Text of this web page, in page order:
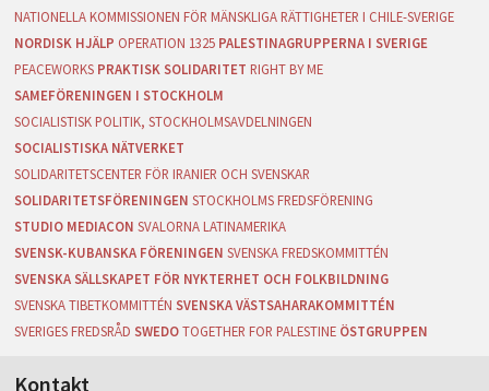
NATIONELLA KOMMISSIONEN FÖR MÄNSKLIGA RÄTTIGHETER I CHILE-SVERIGE
NORDISK HJÄLP OPERATION 1325 PALESTINAGRUPPERNA I SVERIGE
PEACEWORKS PRAKTISK SOLIDARITET RIGHT BY ME
SAMEFÖRENINGEN I STOCKHOLM
SOCIALISTISK POLITIK, STOCKHOLMSAVDELNINGEN
SOCIALISTISKA NÄTVERKET
SOLIDARITETSCENTER FÖR IRANIER OCH SVENSKAR
SOLIDARITETSFÖRENINGEN STOCKHOLMS FREDSFÖRENING
STUDIO MEDIACON SVALORNA LATINAMERIKA
SVENSK-KUBANSKA FÖRENINGEN SVENSKA FREDSKOMMITTÉN
SVENSKA SÄLLSKAPET FÖR NYKTERHET OCH FOLKBILDNING
SVENSKA TIBETKOMMITTÉN SVENSKA VÄSTSAHARAKOMMITTÉN
SVERIGES FREDSRÅD SWEDO TOGETHER FOR PALESTINE ÖSTGRUPPEN
Kontakt